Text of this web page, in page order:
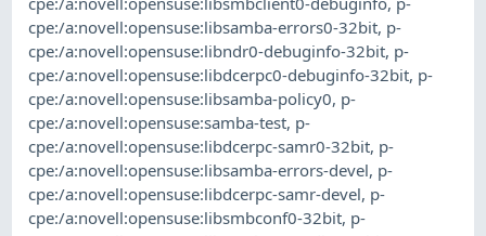
cpe:/a:novell:opensuse:libsamba-errors0-32bit, p-
cpe:/a:novell:opensuse:libndr0-debuginfo-32bit, p-
cpe:/a:novell:opensuse:libdcerpc0-debuginfo-32bit, p-
cpe:/a:novell:opensuse:libsamba-policy0, p-
cpe:/a:novell:opensuse:samba-test, p-
cpe:/a:novell:opensuse:libdcerpc-samr0-32bit, p-
cpe:/a:novell:opensuse:libsamba-errors-devel, p-
cpe:/a:novell:opensuse:libdcerpc-samr-devel, p-
cpe:/a:novell:opensuse:libsmbconf0-32bit, p-